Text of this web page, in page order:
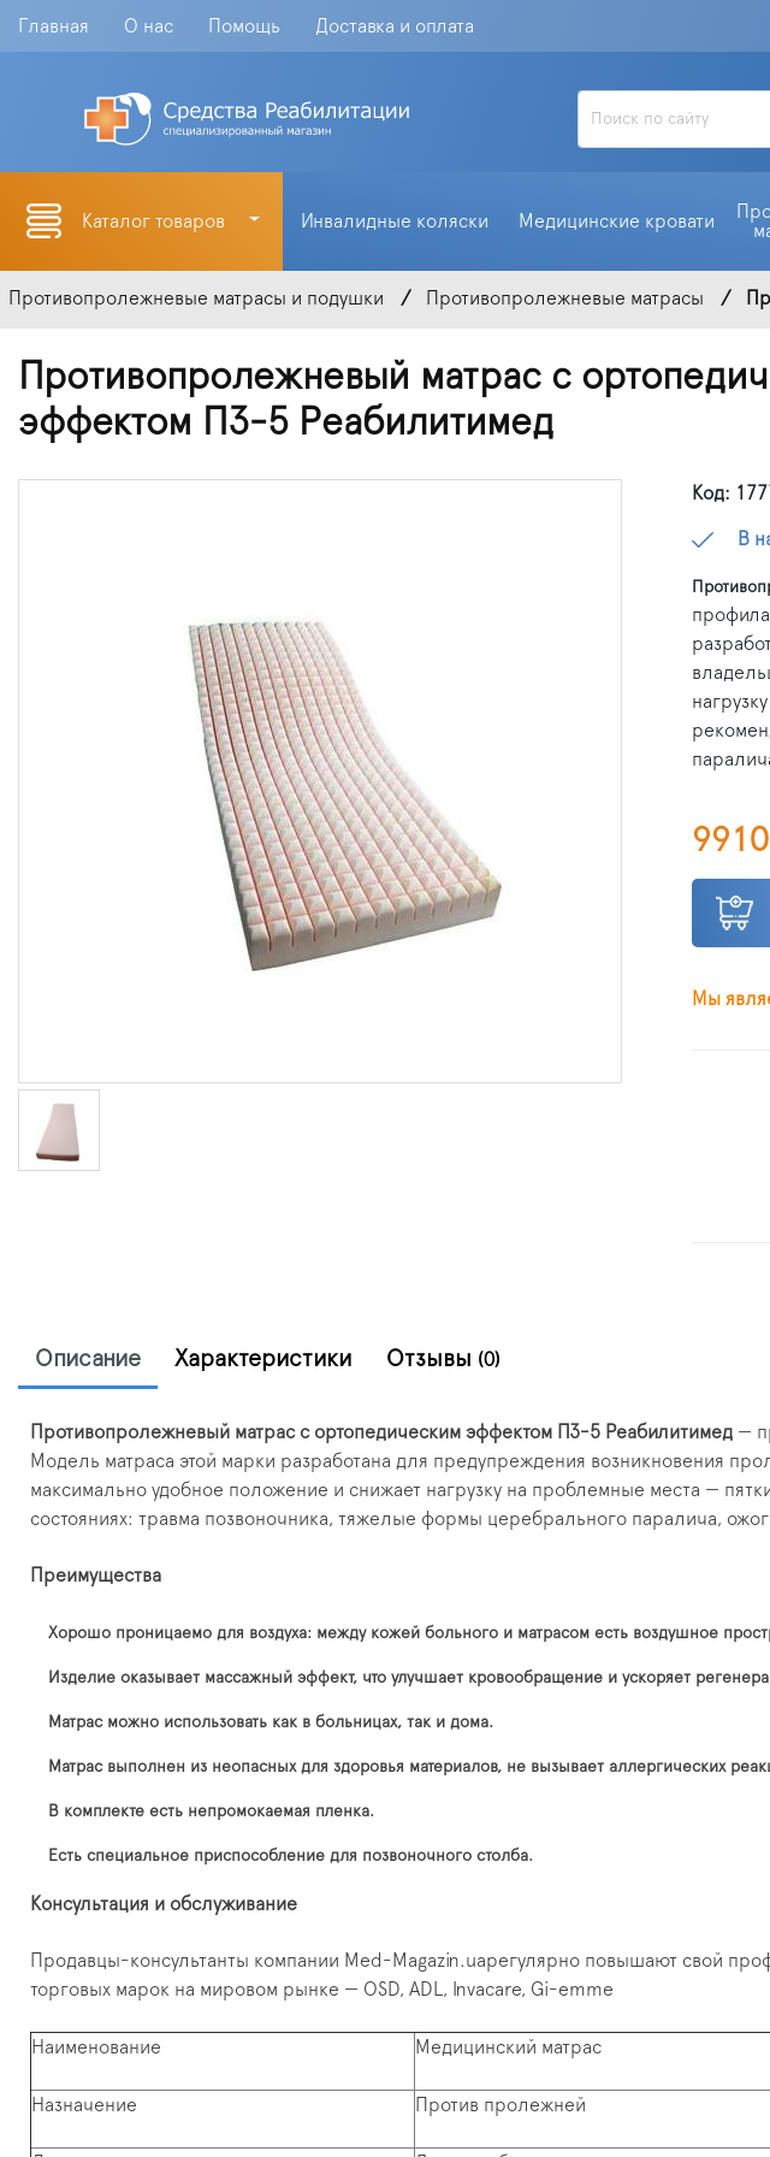
Главная О нас Помощь Доставка и оплата
Каталог товаров Инвалидные коляски Медицинские кровати
Противопролежневые матрасы и подушки Противопролежневые матрасы
Противопролежневый матрас с
эффектом ПЗ-5 Реабилитимед
Код:
В
Мы
Описание Характеристики Отзывы (0)
Противопролежневый матрас с ортопедическим эффектом ПЗ-5 Реабилитимед —
Модель матраса этой марки разработана для предупреждения возникновения
максимально удобное положение и снижает нагрузку на проблемные места —
состояниях: травма позвоночника, тяжелые формы церебрального паралича,
Преимущества
Хорошо проницаемо для воздуха: между кожей больного и матрасом есть воздушное
Изделие оказывает массажный эффект, что улучшает кровообращение и ускоряет
Матрас можно использовать как в больницах, так и дома.
Матрас выполнен из неопасных для здоровья материалов, не вызывает аллергических
В комплекте есть непромокаемая пленка.
Есть специальное приспособление для позвоночного столба.
Консультация и обслуживание
Продавцы-консультанты компании Med-Magazin.uaрегулярно повышают свой
торговых марок на мировом рынке — OSD, ADL, Invacare, Gi-emme
Наименование Медицинский матрас
Назначение Против пролежней